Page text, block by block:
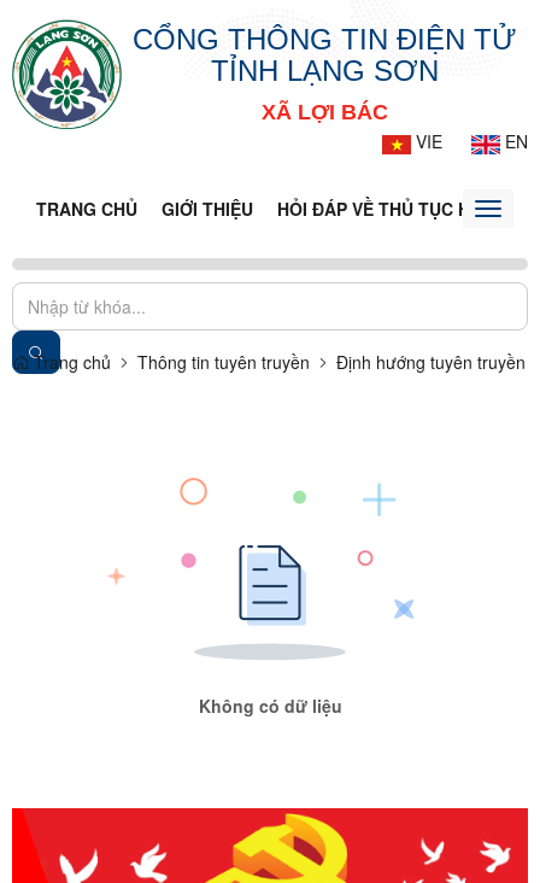
CỔNG THÔNG TIN ĐIỆN TỬ
TỈNH LẠNG SƠN
XÃ LỢI BÁC
VIE
EN
TRANG CHỦ GIỚI THIỆU HỎI ĐÁP VỀ THỦ TỤC HÀNHToggle
Trang chủ Thông tin tuyên truyền Định hướng tuyên truyền
Không có dữ liệu